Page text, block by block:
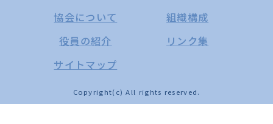
協会について
組織構成
役員の紹介
リンク集
サイトマップ
Copyright(c) All rights reserved.